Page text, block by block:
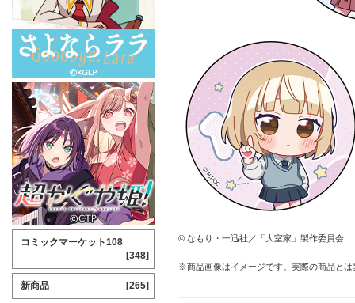
© なもり・一迅社／「大室家」製作委員会
※商品画像はイメージです。実際の商品と
コミックマーケット108
[348]
新商品 [265]